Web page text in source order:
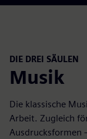
DIE DREI SÄULEN
Musik
Die klassische
Arbeit. Zugleich
Ausdrucksformen